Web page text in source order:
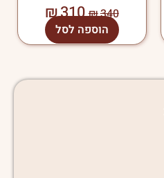
₪340
₪310
הוספה לסל